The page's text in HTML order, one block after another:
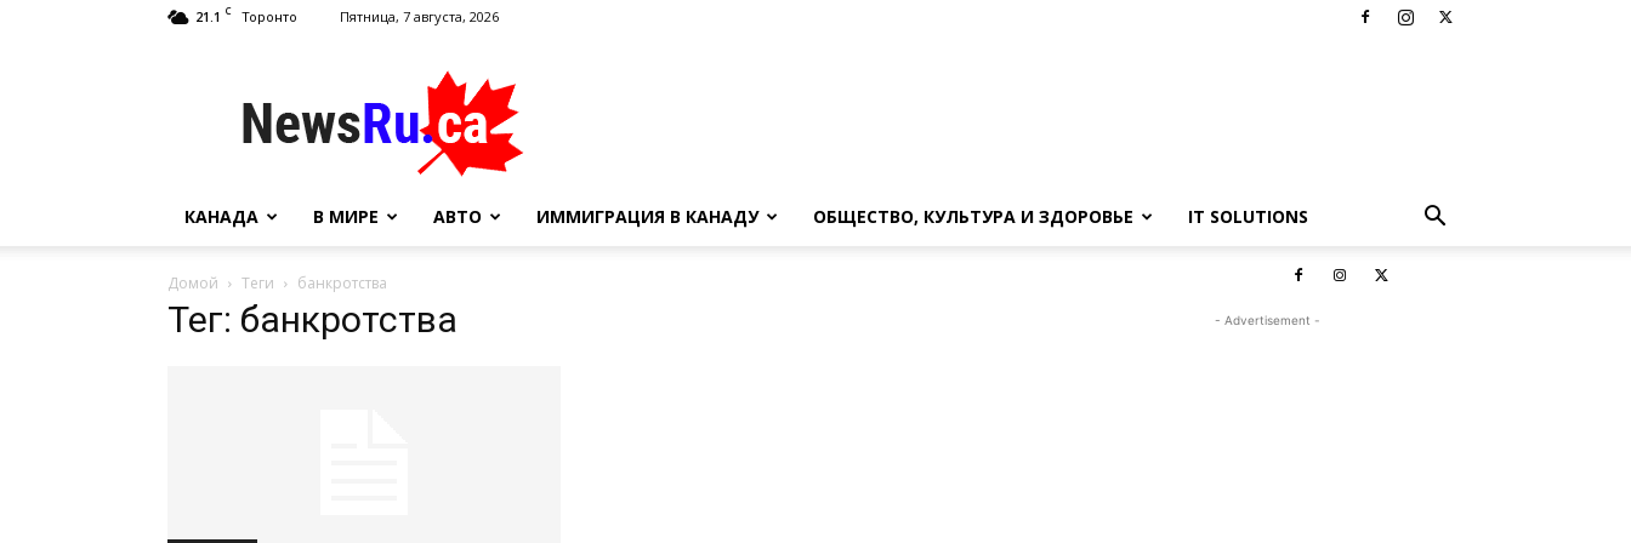
21.1 C Торонто Пятница, 7 августа, 2026
NewsRu.Ca
КАНАДА В МИРЕ АВТО ИММИГРАЦИЯ В КАНАДУ ОБЩЕСТВО, КУЛЬТУРА И ЗДОРОВЬЕ IT SOLUTIONS
Домой Теги банкротства
Тег: банкротства - Advertisement -